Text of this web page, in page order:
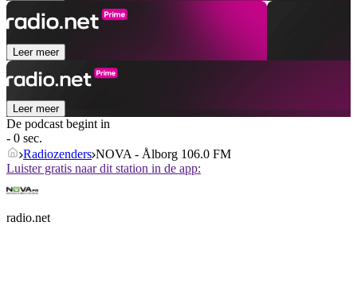
Leer meer
Leer meer
De podcast begint in
- 0 sec.
Radiozenders NOVA - Ålborg 106.0 FM
Luister gratis naar dit station in de app:
radio.net